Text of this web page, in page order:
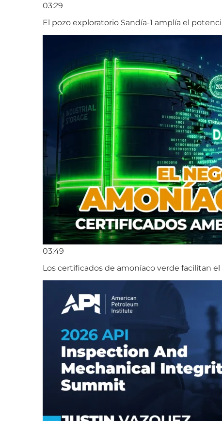
03:29
El pozo exploratorio Sandía-1 amplía el
03:49
Los certificados de amoníaco verde facilitan